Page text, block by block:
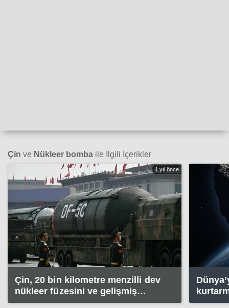
Çin ve Nükleer bomba ile İlgili İçerikler
1 yıl önce
Çin, 20 bin kilometre menzilli dev
nükleer füzesini ve gelişmiş
silahlarını gösterdi